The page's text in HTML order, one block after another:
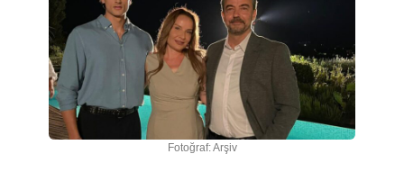
Fotoğraf: Arşiv